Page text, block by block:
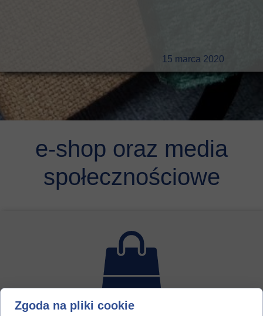
e-shop oraz media
społecznościowe
Dla miłośników introligatorstwa, hobbystów, amatorów
15 marca 2020
Zgoda na pliki cookie